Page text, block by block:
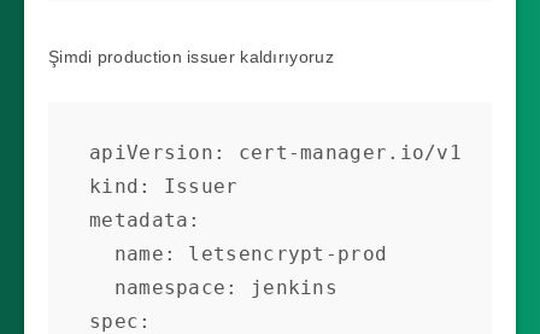
Şimdi production issuer kaldırıyoruz
apiVersion: cert-manager.io/v1
kind: Issuer
metadata:
spec: